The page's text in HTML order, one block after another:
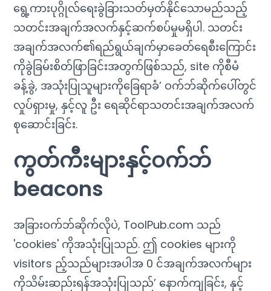
ရွေ့ကားပုဂ္ဂိုလ်ရေးခွဲခြားသတ်မှတ်နိုင်သောမည်သည့်
သတင်းအချက်အလက်နှင့်ဆက်စပ်မှုမရှိပါ. သတင်း
အချက်အလက်၏ရည်ရွယ်ချက်မှာခေတ်ရေစီးကြောင်း
ကိုခွဲခြမ်းစိတ်ဖြာခြင်းအတွက်ဖြစ်သည်, site ကိုစီမံ
ခန့်ခွဲ, အသုံးပြုသူများကိုခြေရာခံ’ ဝက်ဘ်ဆိုက်ပေါ်တွင်
လှုပ်ရှားမှု, နှင့်လူ ဦး ရေဆိုင်ရာသတင်းအချက်အလက်
စုဆောင်းခြင်း.
ကွတ်ကီးများနှင့်ဝက်ဘ်
beacons
အခြားဝက်ဘ်ဆိုက်လိုပဲ, ToolPub.com သည်
'cookies' ကိုအသုံးပြုသည်. ဤ cookies များကို
visitors ည့်သည်များအပါအ 0 င်အချက်အလက်များ
ကိုသိမ်းဆည်းရန်အသုံးပြုသည်’ နောက်ကျခြင်း, နှင့်